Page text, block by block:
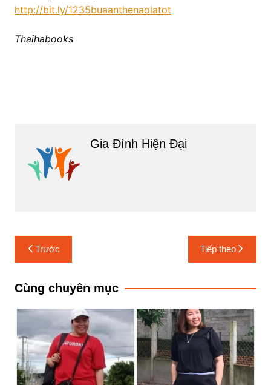
http://bit.ly/1235buaanthenaolatot
Thaihabooks
Gia Đình Hiện Đại
Điều
hướng
bài
Trước Tiếp theo
Cùng chuyên mục